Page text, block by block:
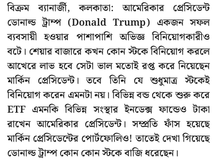
বিক্রম ব্যানার্জী, কলকাতা: আমেরিকার প্রেসিডেন্ট
ডোনাল্ড ট্রাম্প (Donald Trump) একজন সফল
ব্যবসায়ী হওয়ার পাশাপাশি অভিজ্ঞ বিনিয়োগকারীও
বটে। শেয়ার বাজারে কখন কোন স্টকে বিনিয়োগ করলে
আখেরে লাভ হবে সেটা ভাল মতোই রপ্ত করে নিয়েছেন
মার্কিন প্রেসিডেন্ট। তবে তিনি যে শুধুমাত্র স্টকেই
বিনিয়োগ করেন এমনটা নয়। বিভিন্ন বন্ড থেকে শুরু করে
ETF এমনকি বিভিন্ন সংস্থার ইনডেক্স ফান্ডেও টাকা
রাখেন আমেরিকার প্রেসিডেন্ট। সম্প্রতি ফাঁস হয়েছে
মার্কিন প্রেসিডেন্টের পোর্টফোলিও! তাতেই দেখা গিয়েছে
ডোনাল্ড ট্রাম্প কোন কোন স্টকে বাজি ধরেছেন।